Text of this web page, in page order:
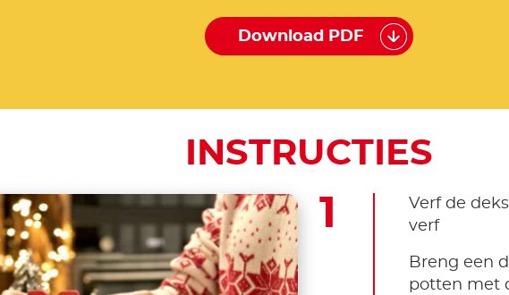
Download PDF
INSTRUCTIES
Verf de
verf
Breng een
potten met